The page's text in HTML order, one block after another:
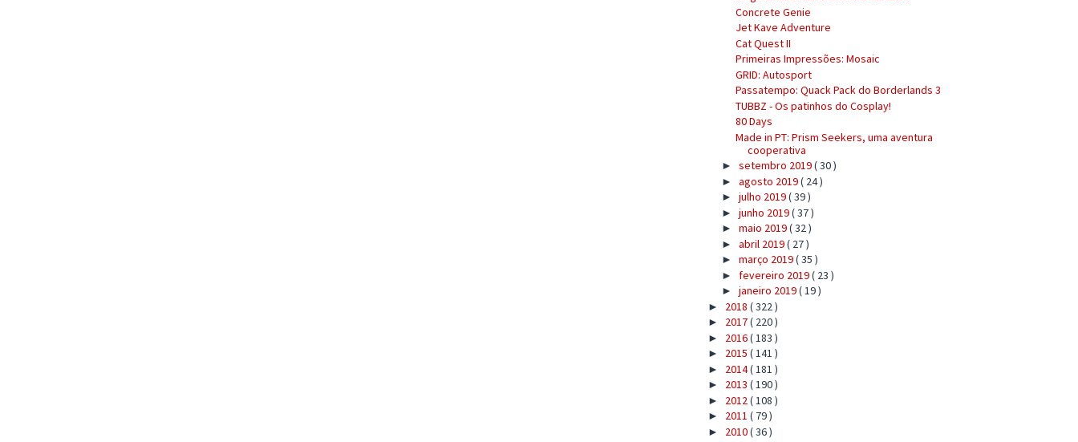
Concrete Genie
Jet Kave Adventure
Cat Quest II
Primeiras Impressões: Mosaic
GRID: Autosport
Passatempo: Quack Pack do Borderlands 3
TUBBZ - Os patinhos do Cosplay!
80 Days
Made in PT: Prism Seekers, uma aventura
cooperativa
► setembro 2019( 30 )
► agosto 2019( 24 )
► julho 2019( 39 )
► junho 2019( 37 )
► maio 2019( 32 )
► abril 2019( 27 )
► março 2019( 35 )
► fevereiro 2019( 23 )
► janeiro 2019( 19 )
► 2018 ( 322 )
► 2017( 220 )
► 2016( 183 )
► 2015 ( 141 )
► 2014( 181 )
► 2013 ( 190 )
► 2012 ( 108 )
► 2011 ( 79 )
► 2010( 36 )